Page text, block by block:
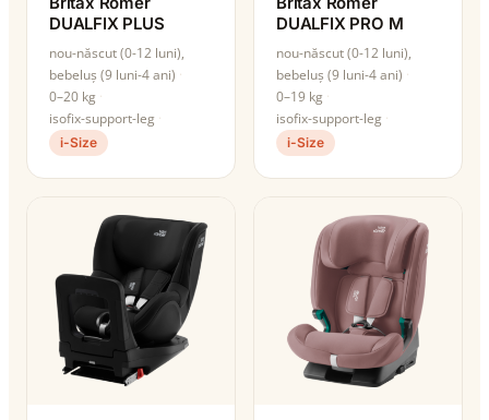
DUALFIX PLUS
nou-născut (0-12 luni),
bebeluș (9 luni-4 ani)
0–20 kg
isofix-support-leg
i-Size
DUALFIX PRO M
nou-născut (0-12 luni),
bebeluș (9 luni-4 ani)
0–19 kg
isofix-support-leg
i-Size